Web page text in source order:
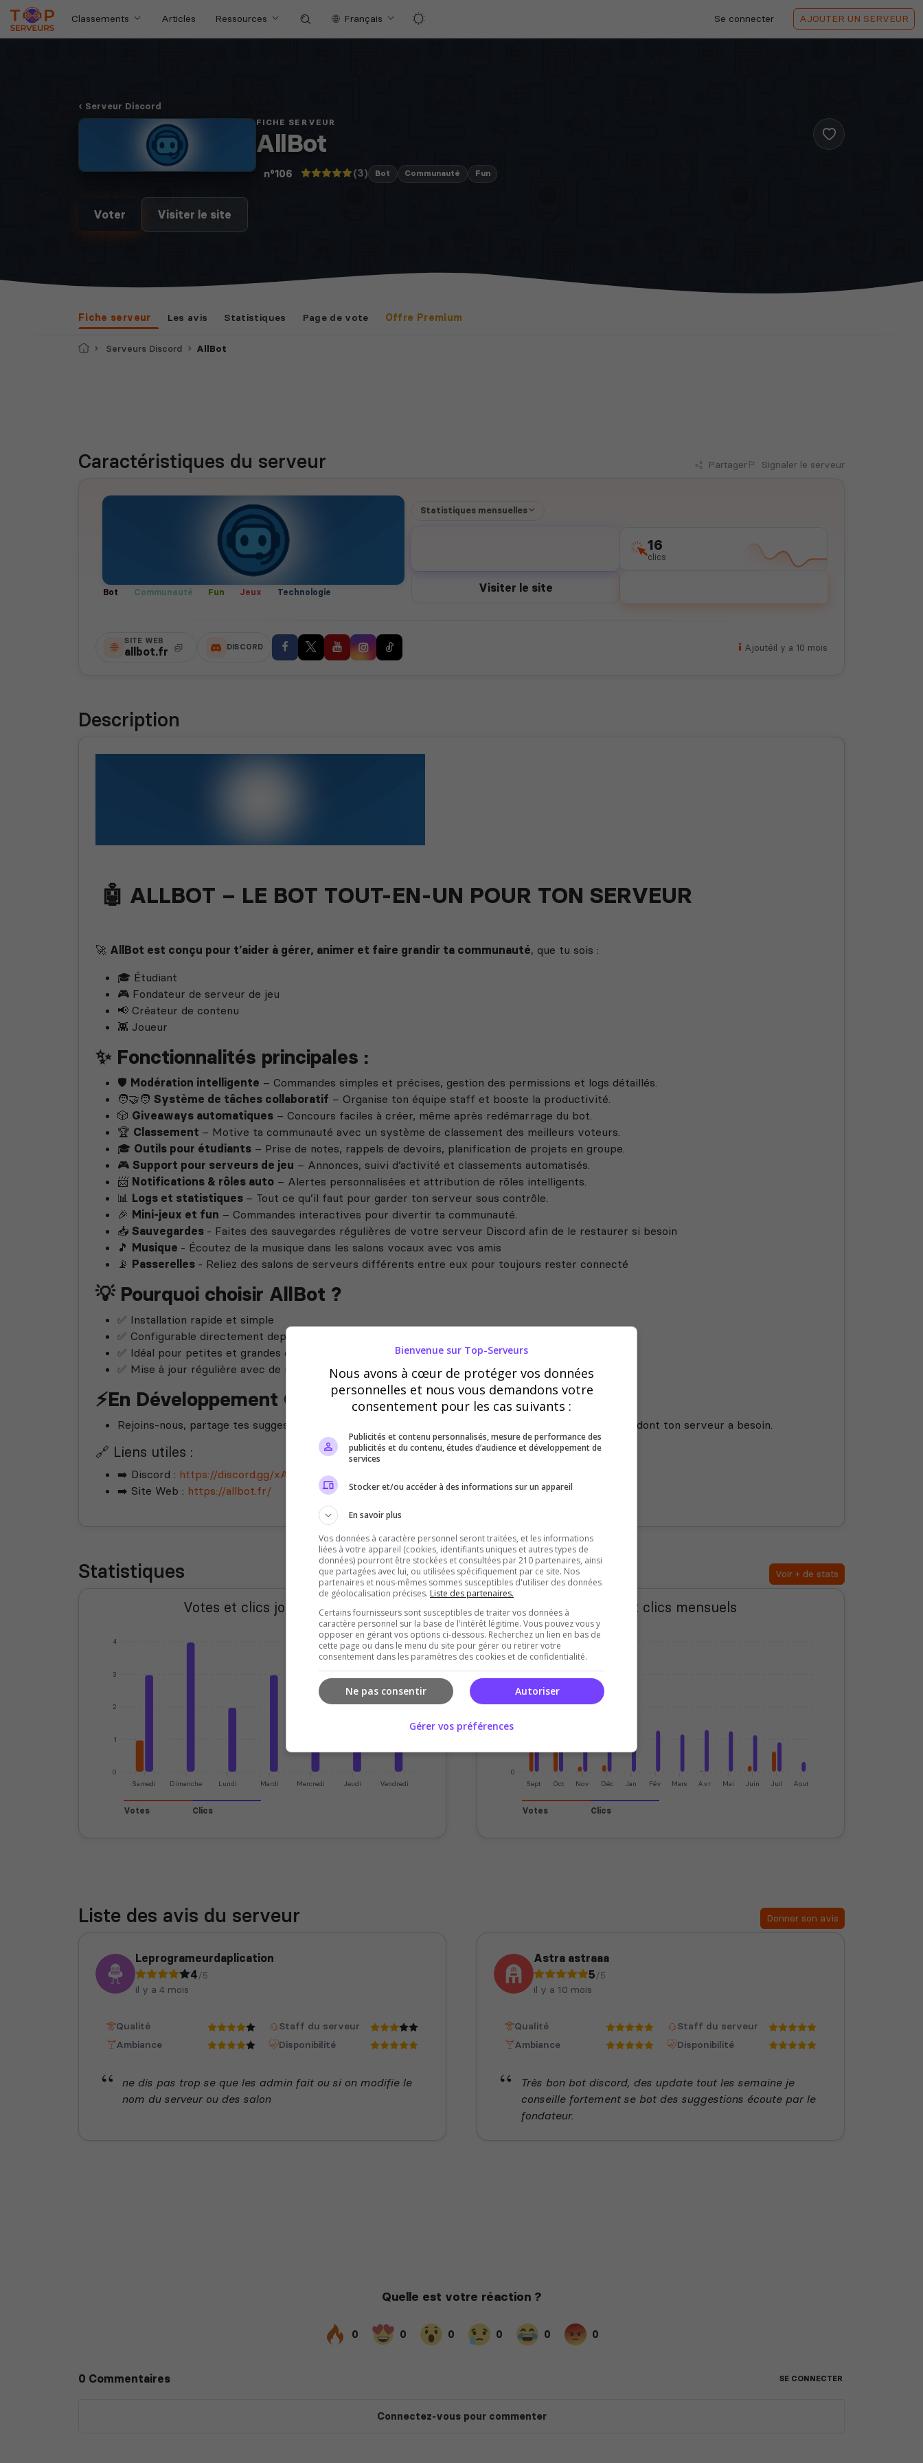
Classements Articles Ressources Français Se connecter AJOUTER UN SERVEUR
Serveur Discord
FICHE SERVEUR
AllBot
n°106 (3) Bot Communauté Fun
Voter Visiter le site
Fiche serveur Les avis Statistiques Page de vote Offre Premium
AccueilServeurs Discord AllBot
Caractéristiques du serveur Partager Signaler le serveur
Bot Communauté Fun Jeux Technologie
Statistiques mensuelles
16
clics
Visiter le site
SITE WEB
allbot.fr DISCORD Ajoutéil y a 10 mois
Description
🤖 ALLBOT – LE BOT TOUT-EN-UN POUR TON SERVEUR
🚀 AllBot est conçu pour t’aider à gérer, animer et faire grandir ta communauté, que tu sois :
🎓 Étudiant
🎮 Fondateur de serveur de jeu
📢 Créateur de contenu
👾 Joueur
✨ Fonctionnalités principales :
🛡️ Modération intelligente – Commandes simples et précises, gestion des permissions et logs détaillés.
🧑‍🤝‍🧑 Système de tâches collaboratif – Organise ton équipe staff et booste la productivité.
🎲 Giveaways automatiques – Concours faciles à créer, même après redémarrage du bot.
🏆 Classement – Motive ta communauté avec un système de classement des meilleurs voteurs.
🎓 Outils pour étudiants – Prise de notes, rappels de devoirs, planification de projets en groupe.
🎮 Support pour serveurs de jeu – Annonces, suivi d’activité et classements automatisés.
📨 Notifications & rôles auto – Alertes personnalisées et attribution de rôles intelligents.
📊 Logs et statistiques – Tout ce qu’il faut pour garder ton serveur sous contrôle.
🎉 Mini-jeux et fun – Commandes interactives pour divertir ta communauté.
📥 Sauvegardes - Faites des sauvegardes régulières de votre serveur Discord afin de le restaurer si besoin
🎵 Musique - Écoutez de la musique dans les salons vocaux avec vos amis
📡 Passerelles - Reliez des salons de serveurs différents entre eux pour toujours rester connecté
💡 Pourquoi choisir AllBot ?
✅ Installation rapide et simple
✅ Configurable directement depuis Discord
✅ Idéal pour petites et grandes communautés
✅ Mise à jour régulière avec de nouvelles fonctionnalités
⚡En Développement Constant !
Rejoins-nous, partage tes suggestions et aide-nous à améliorer AllBot pour qu’il soit exactement ce dont ton serveur a besoin.
🔗 Liens utiles :
➡️ Discord : https://discord.gg/xA3Jjr8FGH
➡️ Site Web : https://allbot.fr/
Statistiques Voir + de stats
Votes et clics journaliers
0
1
2
3
4
Samedi Dimanche Lundi Mardi Mercredi Jeudi Vendredi
Votes Clics
Votes et clics mensuels
0
100
150
Sept Oct Nov Déc Jan Fév Mars Avr Mai Juin Juil Aout
Votes Clics
Liste des avis du serveur Donner son avis
Leprogrameurdaplication
4/5
il y a 4 mois
Qualité
Staff du serveur
Ambiance
Disponibilité
ne dis pas trop se que les admin fait ou si on modifie le
nom du serveur ou des salon
Astra astraaa
5/5
il y a 10 mois
Qualité
Staff du serveur
Ambiance
Disponibilité
Très bon bot discord, des update tout les semaine je
conseille fortement se bot des suggestions écoute par le
fondateur.
Bienvenue sur Top-Serveurs
Nous avons à cœur de protéger vos données
personnelles et nous vous demandons votre
consentement pour les cas suivants :
Publicités et contenu personnalisés, mesure de performance des
publicités et du contenu, études d’audience et développement de
services
Stocker et/ou accéder à des informations sur un appareil
En savoir plus
Vos données à caractère personnel seront traitées, et les informations
liées à votre appareil (cookies, identifiants uniques et autres types de
données) pourront être stockées et consultées par 210 partenaires, ainsi
que partagées avec lui, ou utilisées spécifiquement par ce site. Nos
partenaires et nous-mêmes sommes susceptibles d'utiliser des données
de géolocalisation précises. Liste des partenaires.
Certains fournisseurs sont susceptibles de traiter vos données à
caractère personnel sur la base de l'intérêt légitime. Vous pouvez vous y
opposer en gérant vos options ci-dessous. Recherchez un lien en bas de
cette page ou dans le menu du site pour gérer ou retirer votre
consentement dans les paramètres des cookies et de confidentialité.
Autoriser
Ne pas consentir
Gérer vos préférences